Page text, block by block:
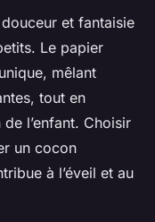
: créez un
et fantaisie
Le papier
mêlant
tout en
de l’enfant. Choisir
un cocon
à l’éveil et au